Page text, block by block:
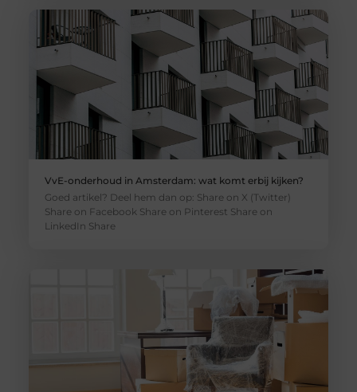
VvE-onderhoud in Amsterdam: wat komt erbij kijken?
Goed artikel? Deel hem dan op: Share on X (Twitter)
Share on Facebook Share on Pinterest Share on
LinkedIn Share